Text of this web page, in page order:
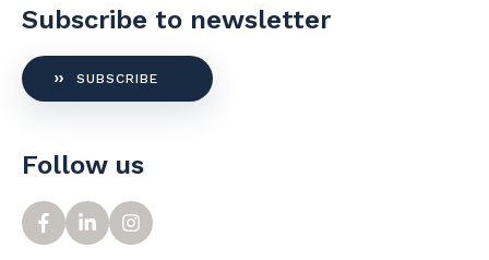
Subscribe to newsletter
SUBSCRIBE
Follow us